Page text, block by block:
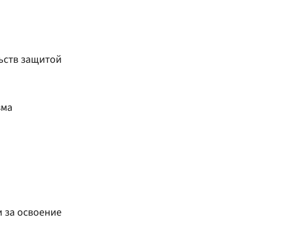
защитой
освоение